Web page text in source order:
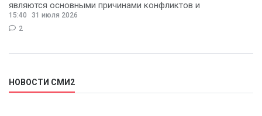
являются основными причинами конфликтов и
раздражения в
15:40
31 июля 2026
2
НОВОСТИ СМИ2